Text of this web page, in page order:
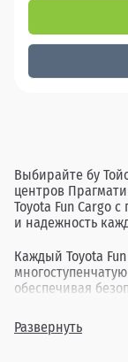
Выбирайте бу
центров
Toyota Fun Cargo
и надежность
Каждый Toyota
обеспечивая
года выпуска,
каждого клиента.
Развернуть